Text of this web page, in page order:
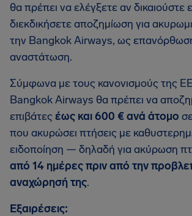
θα πρέπει να ελέγξετε αν δικαιούστε
διεκδικήσετε αποζημίωση για
την Bangkok Airways, ως
αναστάτωση.
Σύμφωνα με τους κανονισμούς της
Bangkok Airways θα πρέπει να
επιβάτεςέως και 600 € ανά άτομο
που ακυρώσει πτήσεις με
ειδοποίηση — δηλαδή για ακύρωση
από 14 ημέρες πριν από την
αναχώρησή της.
Εξαιρέσεις: